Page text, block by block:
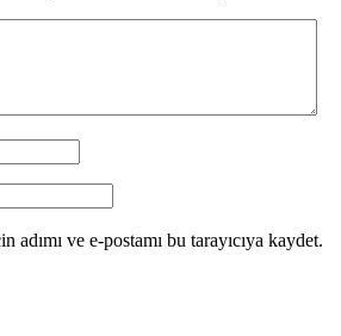
adımı ve e-postamı bu tarayıcıya kaydet.